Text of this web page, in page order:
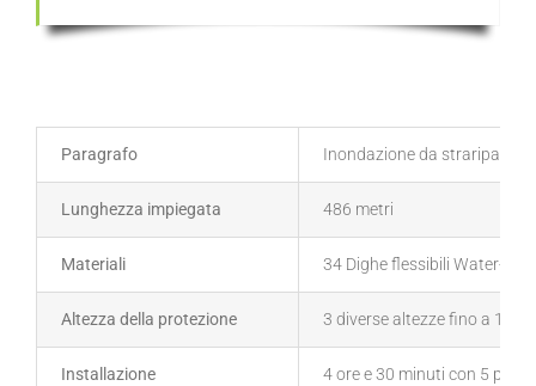
Paragrafo Inondazione da
Lunghezza impiegata 486 metri
Materiali 34 Dighe flessibili Water-
Altezza della protezione 3 diverse altezze fino a 127
Installazione 4 ore e 30 minuti con 5